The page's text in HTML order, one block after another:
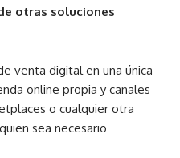
otras soluciones
venta digital en una única
online propia y canales
o cualquier otra
sea necesario